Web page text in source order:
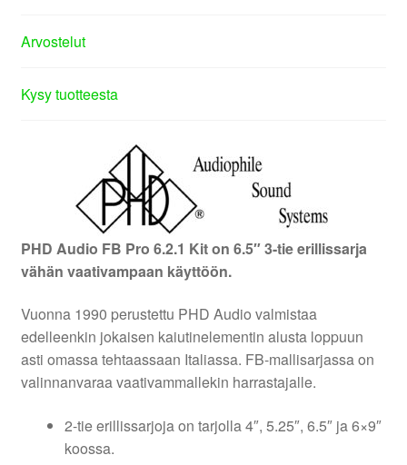
Arvostelut
Kysy tuotteesta
PHD Audio FB Pro 6.2.1 Kit on 6.5″ 3-tie erillissarja
vähän vaativampaan käyttöön.
Vuonna 1990 perustettu PHD Audio valmistaa
edelleenkin jokaisen kaiutinelementin alusta loppuun
asti omassa tehtaassaan Italiassa. FB-mallisarjassa on
valinnanvaraa vaativammallekin harrastajalle.
2-tie erillissarjoja on tarjolla 4″, 5.25″, 6.5″ ja 6×9″
koossa.